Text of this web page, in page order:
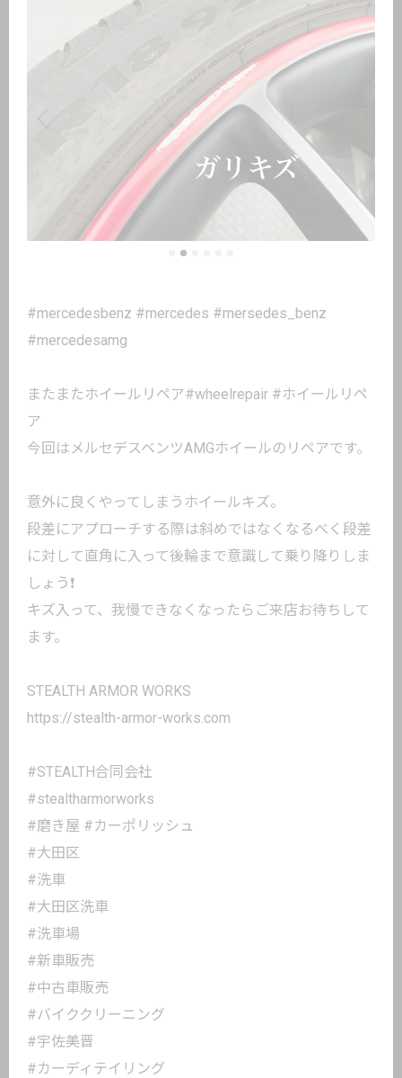
#mercedesbenz #mercedes #mersedes_benz
#mercedesamg
またまたホイールリペア#wheelrepair #ホイールリペ
ア
今回はメルセデスベンツAMGホイールのリペアです。
意外に良くやってしまうホイールキズ。
段差にアプローチする際は斜めではなくなるべく段差
に対して直角に入って後輪まで意識して乗り降りしま
しょう❗️
キズ入って、我慢できなくなったらご来店お待ちして
ます。
STEALTH ARMOR WORKS
https://stealth-armor-works.com
#STEALTH合同会社
#stealtharmorworks
#磨き屋 #カーポリッシュ
#大田区
#洗車
#大田区洗車
#洗車場
#新車販売
#中古車販売
#バイククリーニング
#宇佐美晋
#カーディテイリング